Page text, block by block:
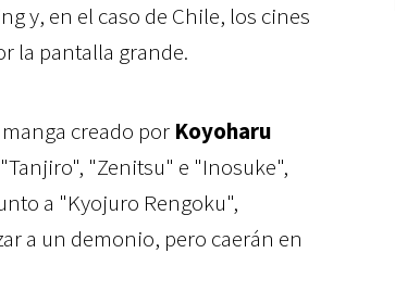
y, en el caso de Chile, los cines
la pantalla grande.
creado por Koyoharu
"Zenitsu" e "Inosuke",
a "Kyojuro Rengoku",
a un demonio, pero caerán en